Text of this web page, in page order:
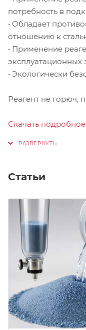
потребность в
• Обладает
отношению к
• Применение
эксплуатационных
• Экологически
Реагент не горюч,
Скачать
Статьи